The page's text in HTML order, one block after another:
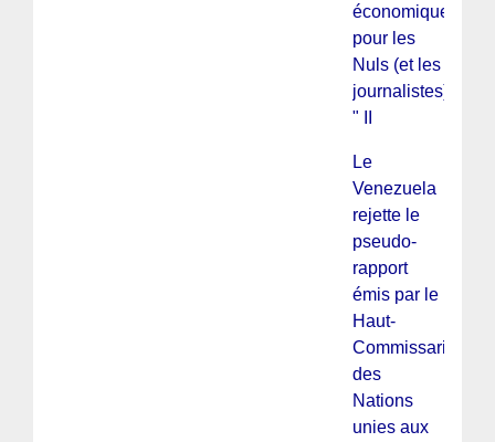
économique »
pour les
Nuls (et les
journalistes)
" II
Le
Venezuela
rejette le
pseudo-
rapport
émis par le
Haut-
Commissariat
des
Nations
unies aux